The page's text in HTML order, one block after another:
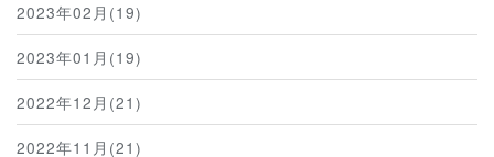
2023年02月(19)
2023年01月(19)
2022年12月(21)
2022年11月(21)